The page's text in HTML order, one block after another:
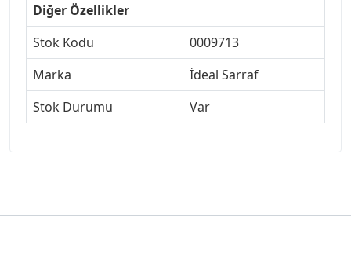
Diğer Özellikler
Stok Kodu
0009713
Marka
İdeal Sarraf
Stok Durumu
Var